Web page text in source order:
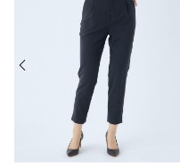
前の画像